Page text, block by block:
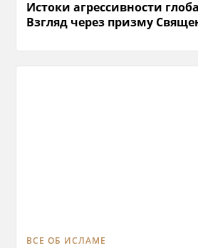
Истоки агрессивности
Взгляд через призму
ВСЕ ОБ ИСЛАМЕ